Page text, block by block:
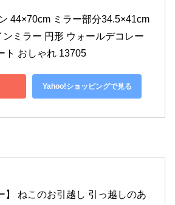
44×70cm ミラー部分34.5×41cm
ミラー 円形 ウォールデコレー
ト おしゃれ 13705
Yahoo!ショッピングで見る
】 ねこのお引越し 引っ越しのあ